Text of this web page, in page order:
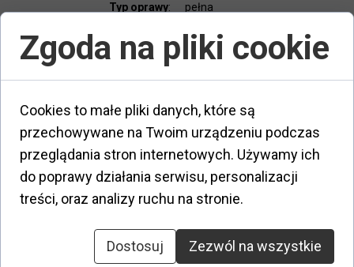
etui, ściereczka
Dodatki:
zamontowanie
korekcji :
pełna
Typ oprawy:
Opis:
Od początku istnienia czerpie inspirację z
luksusowego, modnego, kosmopolitycznego City San
Paolo w Brazylii. Zainspirowany stylem i elegancją
brazylijskiego społeczeństwa, marka oferuje atrakcyjną
ofertę opraw okularowych i okularów
przeciwsłonecznych dla stylowych mężczyzn i kobiet.
Zgoda na pliki cookie
Cookies to małe pliki danych, które są
przechowywane na Twoim urządzeniu podczas
przeglądania stron internetowych. Używamy ich
do poprawy działania serwisu, personalizacji
treści, oraz analizy ruchu na stronie.
Dostosuj Zezwól na wszystkie